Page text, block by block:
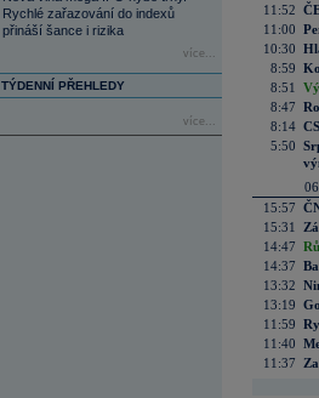
Rychlé zařazování do indexů
přináší šance i rizika
více...
TÝDENNÍ PŘEHLEDY
více...
11:52
11:00
10:30
8:59
8:51
8:47
8:14
5:50
15:57
15:31
14:47
14:37
13:32
13:19
11:59
11:40
11:37